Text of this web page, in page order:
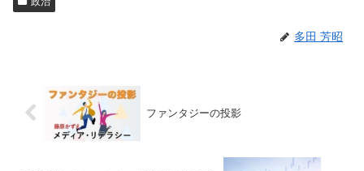
多田 芳昭
ファンタジーの投影